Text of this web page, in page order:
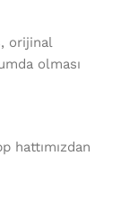
orijinal
olması
hattımızdan